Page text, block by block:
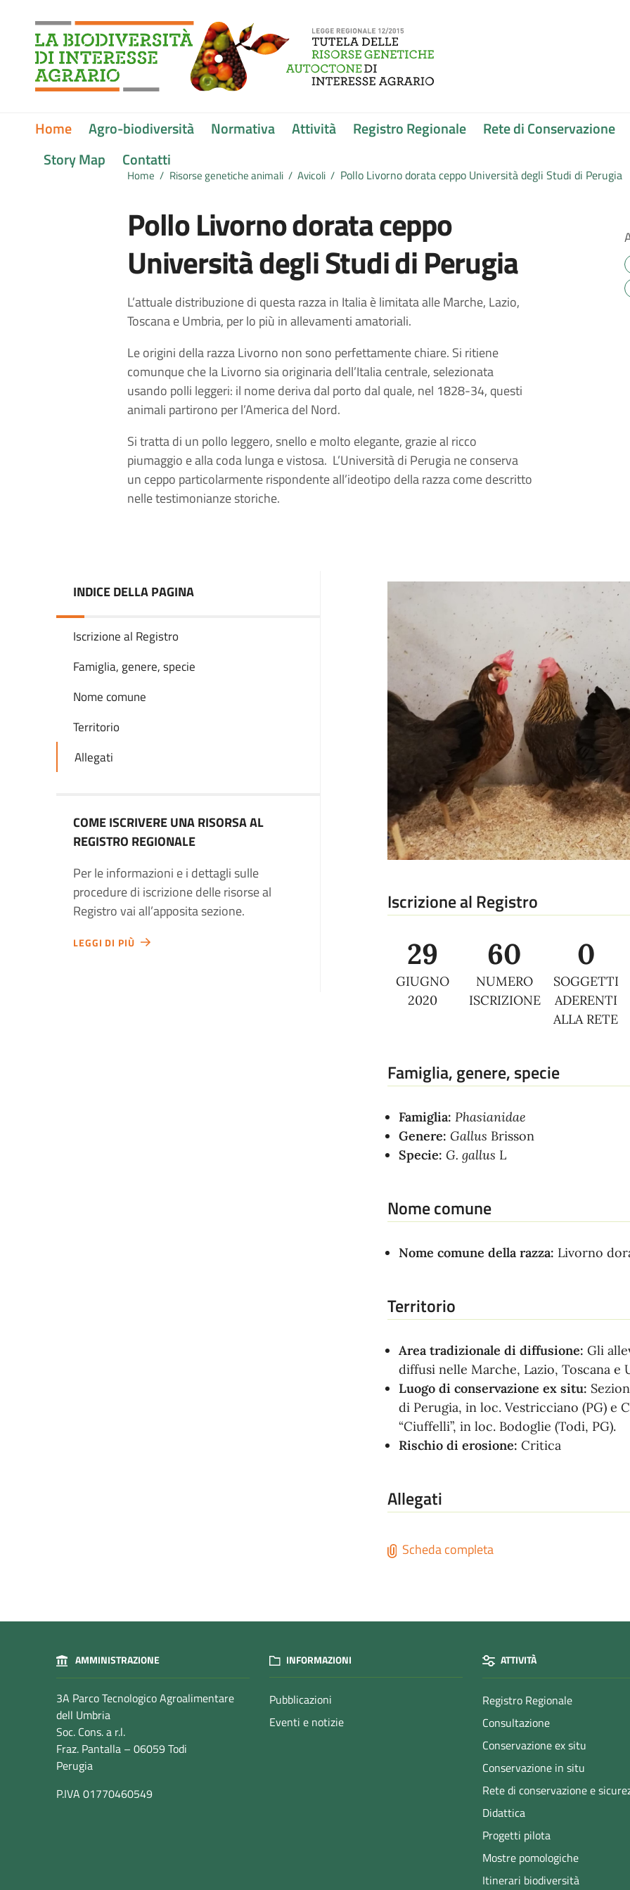
Vai al menu di navigazione
Vai al footer
Submenu
Home Agro-biodiversità Normativa Attività Registro Regionale
Rete di Conservazione
Story Map
Contatti
Home / Risorse genetiche animali / Avicoli / Pollo Livorno dorata ceppo Università degli Studi di Perugia
Pollo Livorno dorata ceppo
Università degli Studi di Perugia
L’attuale distribuzione di questa razza in Italia è limitata alle Marche, Lazio,
Toscana e Umbria, per lo più in allevamenti amatoriali.
Le origini della razza Livorno non sono perfettamente chiare. Si ritiene
comunque che la Livorno sia originaria dell’Italia centrale, selezionata
usando polli leggeri: il nome deriva dal porto dal quale, nel 1828-34, questi
animali partirono per l’America del Nord.
Si tratta di un pollo leggero, snello e molto elegante, grazie al ricco
piumaggio e alla coda lunga e vistosa. L’Università di Perugia ne conserva
un ceppo particolarmente rispondente all’ideotipo della razza come descritto
nelle testimonianze storiche.
INDICE DELLA PAGINA
Iscrizione al Registro
Famiglia, genere, specie
Nome comune
Territorio
Allegati
COME ISCRIVERE UNA RISORSA AL
REGISTRO REGIONALE
Per le informazioni e i dettagli sulle
procedure di iscrizione delle risorse al
Registro vai all’apposita sezione.
LEGGI DI PIÙ
Iscrizione al Registro
29
GIUGNO
2020
60
NUMERO
ISCRIZIONE
0
SOGGETTI
ADERENTI
ALLA RETE
Famiglia, genere, specie
Famiglia:Phasianidae
Genere: Gallus Brisson
Specie: G. gallus L
Nome comune
Nome comune della razza: Livorno
Territorio
Area tradizionale di diffusione:Gli
diffusi nelle Marche, Lazio, Toscana e
Luogo di conservazione ex situ:
di Perugia, in loc. Vestricciano (PG) e
“Ciuffelli”, in loc. Bodoglie (Todi, PG).
Rischio di erosione:Critica
Allegati
Scheda completa
AMMINISTRAZIONE
3A Parco Tecnologico Agroalimentare
dell Umbria
Soc. Cons. a r.l.
Fraz. Pantalla – 06059 Todi
Perugia
P.IVA 01770460549
INFORMAZIONI
Pubblicazioni
Eventi e notizie
ATTIVITÀ
Registro Regionale
Consultazione
Conservazione ex situ
Conservazione in situ
Rete di conservazione e
Didattica
Progetti pilota
Mostre pomologiche
Itinerari biodiversità